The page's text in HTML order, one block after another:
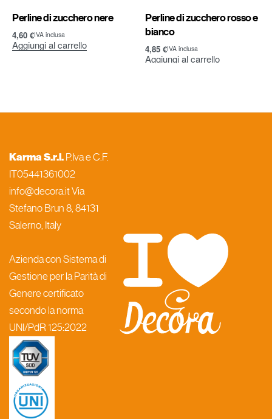
Perline di zucchero nere
4,60 €IVA inclusa
Aggiungi al carrello
Perline di zucchero rosso e
bianco
4,85 €IVA inclusa
Aggiungi al carrello
Karma S.r.l. P.Iva e C.F.
IT05441361002
info@decora.it Via
Stefano Brun 8, 84131
Salerno, Italy
Azienda con Sistema di
Gestione per la Parità di
Genere certificato
secondo la norma
UNI/PdR 125:2022